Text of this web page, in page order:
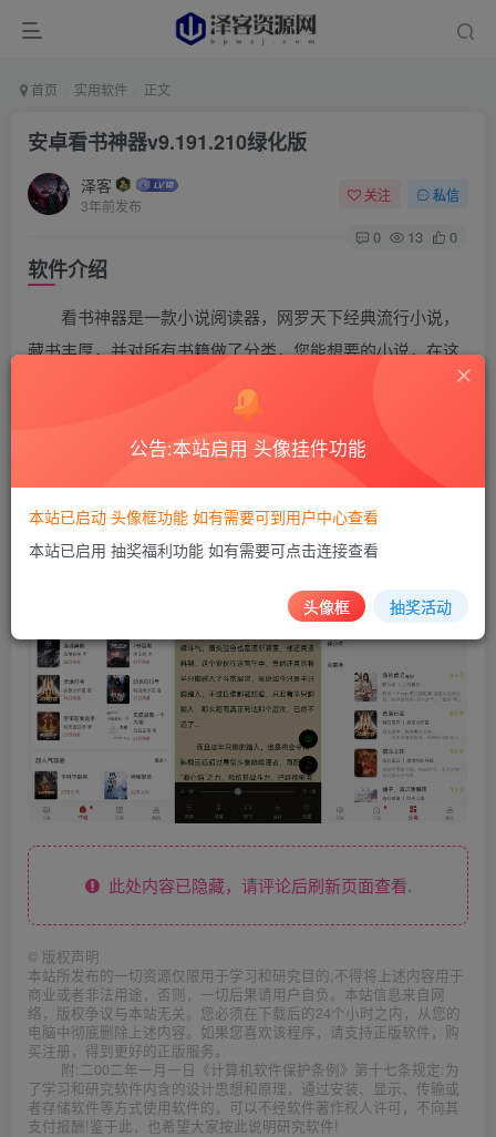
首页 实用软件 正文
安卓看书神器v9.191.210绿化版
泽客
3年前发布
关注 私信
0 13 0
软件介绍
看书神器是一款小说阅读器，网罗天下经典流行小说，
藏书丰厚，并对所有书籍做了分类，您能想要的小说，在这
里应有尽有，并且集成了强大的搜索功能，可按作者或者书
名查询，方便您快速查找需要的书籍。
此处内容已隐藏，请评论后刷新页面查看.
© 版权声明
本站所发布的一切资源仅限用于学习和研究目的;不得将上述内容用于
商业或者非法用途，否则，一切后果请用户自负。本站信息来自网
络，版权争议与本站无关。您必须在下载后的24个小时之内，从您的
电脑中彻底删除上述内容。如果您喜欢该程序，请支持正版软件，购
买注册，得到更好的正版服务。
附:二00二年一月一日《计算机软件保护条例》第十七条规定:为
了学习和研究软件内含的设计思想和原理，通过安装、显示、传输或
者存储软件等方式使用软件的，可以不经软件著作权人许可，不向其
支付报酬!鉴于此，也希望大家按此说明研究软件!
公告:本站启用 头像挂件功能
本站已启动 头像框功能 如有需要可到用户中心查看
本站已启用 抽奖福利功能 如有需要可点击连接查看
头像框 抽奖活动